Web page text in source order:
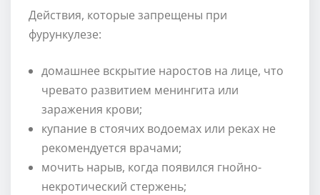
Действия, которые запрещены при
фурункулезе:
домашнее вскрытие наростов на лице, что
чревато развитием менингита или
заражения крови;
купание в стоячих водоемах или реках не
рекомендуется врачами;
мочить нарыв, когда появился гнойно-
некротический стержень;